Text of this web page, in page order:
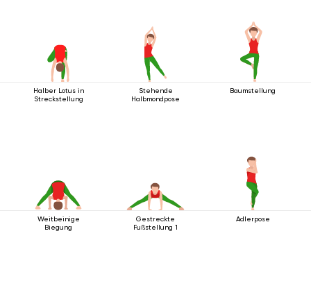
Halber Lotus in
Streckstellung
Stehende
Halbmondpose
Baumstellung
Weitbeinige
Biegung
Gestreckte
Fußstellung 1
Adlerpose